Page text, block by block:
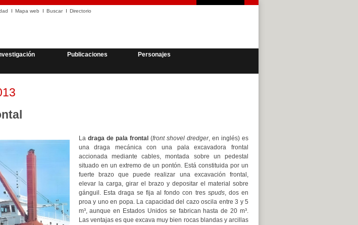
Mapa web Buscar Directorio
Publicaciones
Personajes
La draga de pala frontal (front shovel dredger, en inglés) es
una draga mecánica con una pala excavadora frontal
accionada mediante cables, montada sobre un pedestal
situado en un extremo de un pontón. Está constituida por un
fuerte brazo que puede realizar una excavación frontal,
elevar la carga, girar el brazo y depositar el material sobre
gánguil. Esta draga se fija al fondo con tres spuds, dos en
proa y uno en popa. La capacidad del cazo oscila entre 3 y 5
m³, aunque en Estados Unidos se fabrican hasta de 20 m³.
Las ventajas es que excava muy bien rocas blandas y arcillas